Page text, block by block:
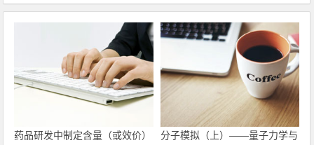
药品研发中制定含量（或效价）
分子模拟（上）——量子力学与